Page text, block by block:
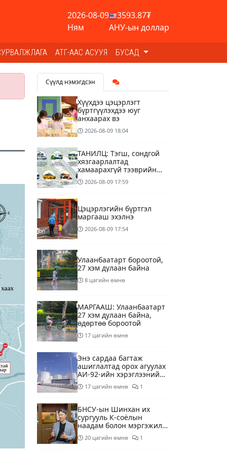
2026-08-09
Ням
3593.87₮
АНУ-ын доллар
АТГ-ААС АСУУЯ БУСАД
Сүүлд нэмэгдсэн
Хүүхдээ цэцэрлэгт
бүртгүүлэхдээ юуг
анхаарах вэ
2026-08-09 18:04
ТАНИЛЦ: Тэгш, сондгой
хязгаарлалтад
хамаарахгүй тээврийн
хэрэгслүүд
2026-08-09 17:59
Цэцэрлэгийн бүртгэл
маргааш эхэлнэ
2026-08-09 17:54
Улаанбаатарт бороотой,
27 хэм дулаан байна
8 цагийн өмнө
МАРГААШ: Улаанбаатарт
27 хэм дулаан байна,
өдөртөө бороотой
17 цагийн өмнө
Энэ сардаа багтаж
ашиглалтад орох агуулах
АИ-92-ийн хэрэглээний
13 хоногийн хэрэгцээг
бүрэн хангана
17 цагийн өмнө 1
БНСУ-ын Шинхан их
сургууль К-соёлын
наадам болон мэргэжилд
суурилсан боловсролын
сайн дурын хөтөлбөрийг
20 цагийн өмнө 1